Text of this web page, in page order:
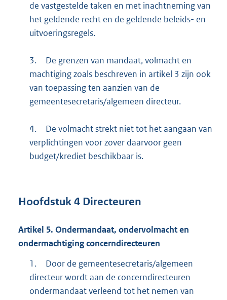
de vastgestelde taken en met inachtneming van
het geldende recht en de geldende beleids- en
uitvoeringsregels.
3.
De grenzen van mandaat, volmacht en
machtiging zoals beschreven in artikel 3 zijn ook
van toepassing ten aanzien van de
gemeentesecretaris/algemeen directeur.
4.
De volmacht strekt niet tot het aangaan van
verplichtingen voor zover daarvoor geen
budget/krediet beschikbaar is.
Hoofdstuk4 Directeuren
Artikel 5. Ondermandaat, ondervolmacht en
ondermachtiging concerndirecteuren
1.
Door de gemeentesecretaris/algemeen
directeur wordt aan de concerndirecteuren
ondermandaat verleend tot het nemen van